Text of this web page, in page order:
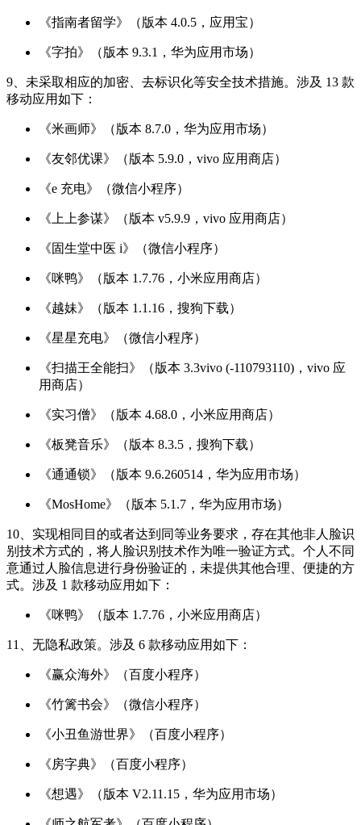
《指南者留学》（版本 4.0.5，应用宝）
《字拍》（版本 9.3.1，华为应用市场）
9、未采取相应的加密、去标识化等安全技术措施。涉及 13 款
移动应用如下：
《米画师》（版本 8.7.0，华为应用市场）
《友邻优课》（版本 5.9.0，vivo 应用商店）
《e 充电》（微信小程序）
《上上参谋》（版本 v5.9.9，vivo 应用商店）
《固生堂中医 i》（微信小程序）
《咪鸭》（版本 1.7.76，小米应用商店）
《越妹》（版本 1.1.16，搜狗下载）
《星星充电》（微信小程序）
《扫描王全能扫》（版本 3.3vivo (-110793110)，vivo 应
用商店）
《实习僧》（版本 4.68.0，小米应用商店）
《板凳音乐》（版本 8.3.5，搜狗下载）
《通通锁》（版本 9.6.260514，华为应用市场）
《MosHome》（版本 5.1.7，华为应用市场）
10、实现相同目的或者达到同等业务要求，存在其他非人脸识
别技术方式的，将人脸识别技术作为唯一验证方式。个人不同
意通过人脸信息进行身份验证的，未提供其他合理、便捷的方
式。涉及 1 款移动应用如下：
《咪鸭》（版本 1.7.76，小米应用商店）
11、无隐私政策。涉及 6 款移动应用如下：
《赢众海外》（百度小程序）
《竹篱书会》（微信小程序）
《小丑鱼游世界》（百度小程序）
《房字典》（百度小程序）
《想遇》（版本 V2.11.15，华为应用市场）